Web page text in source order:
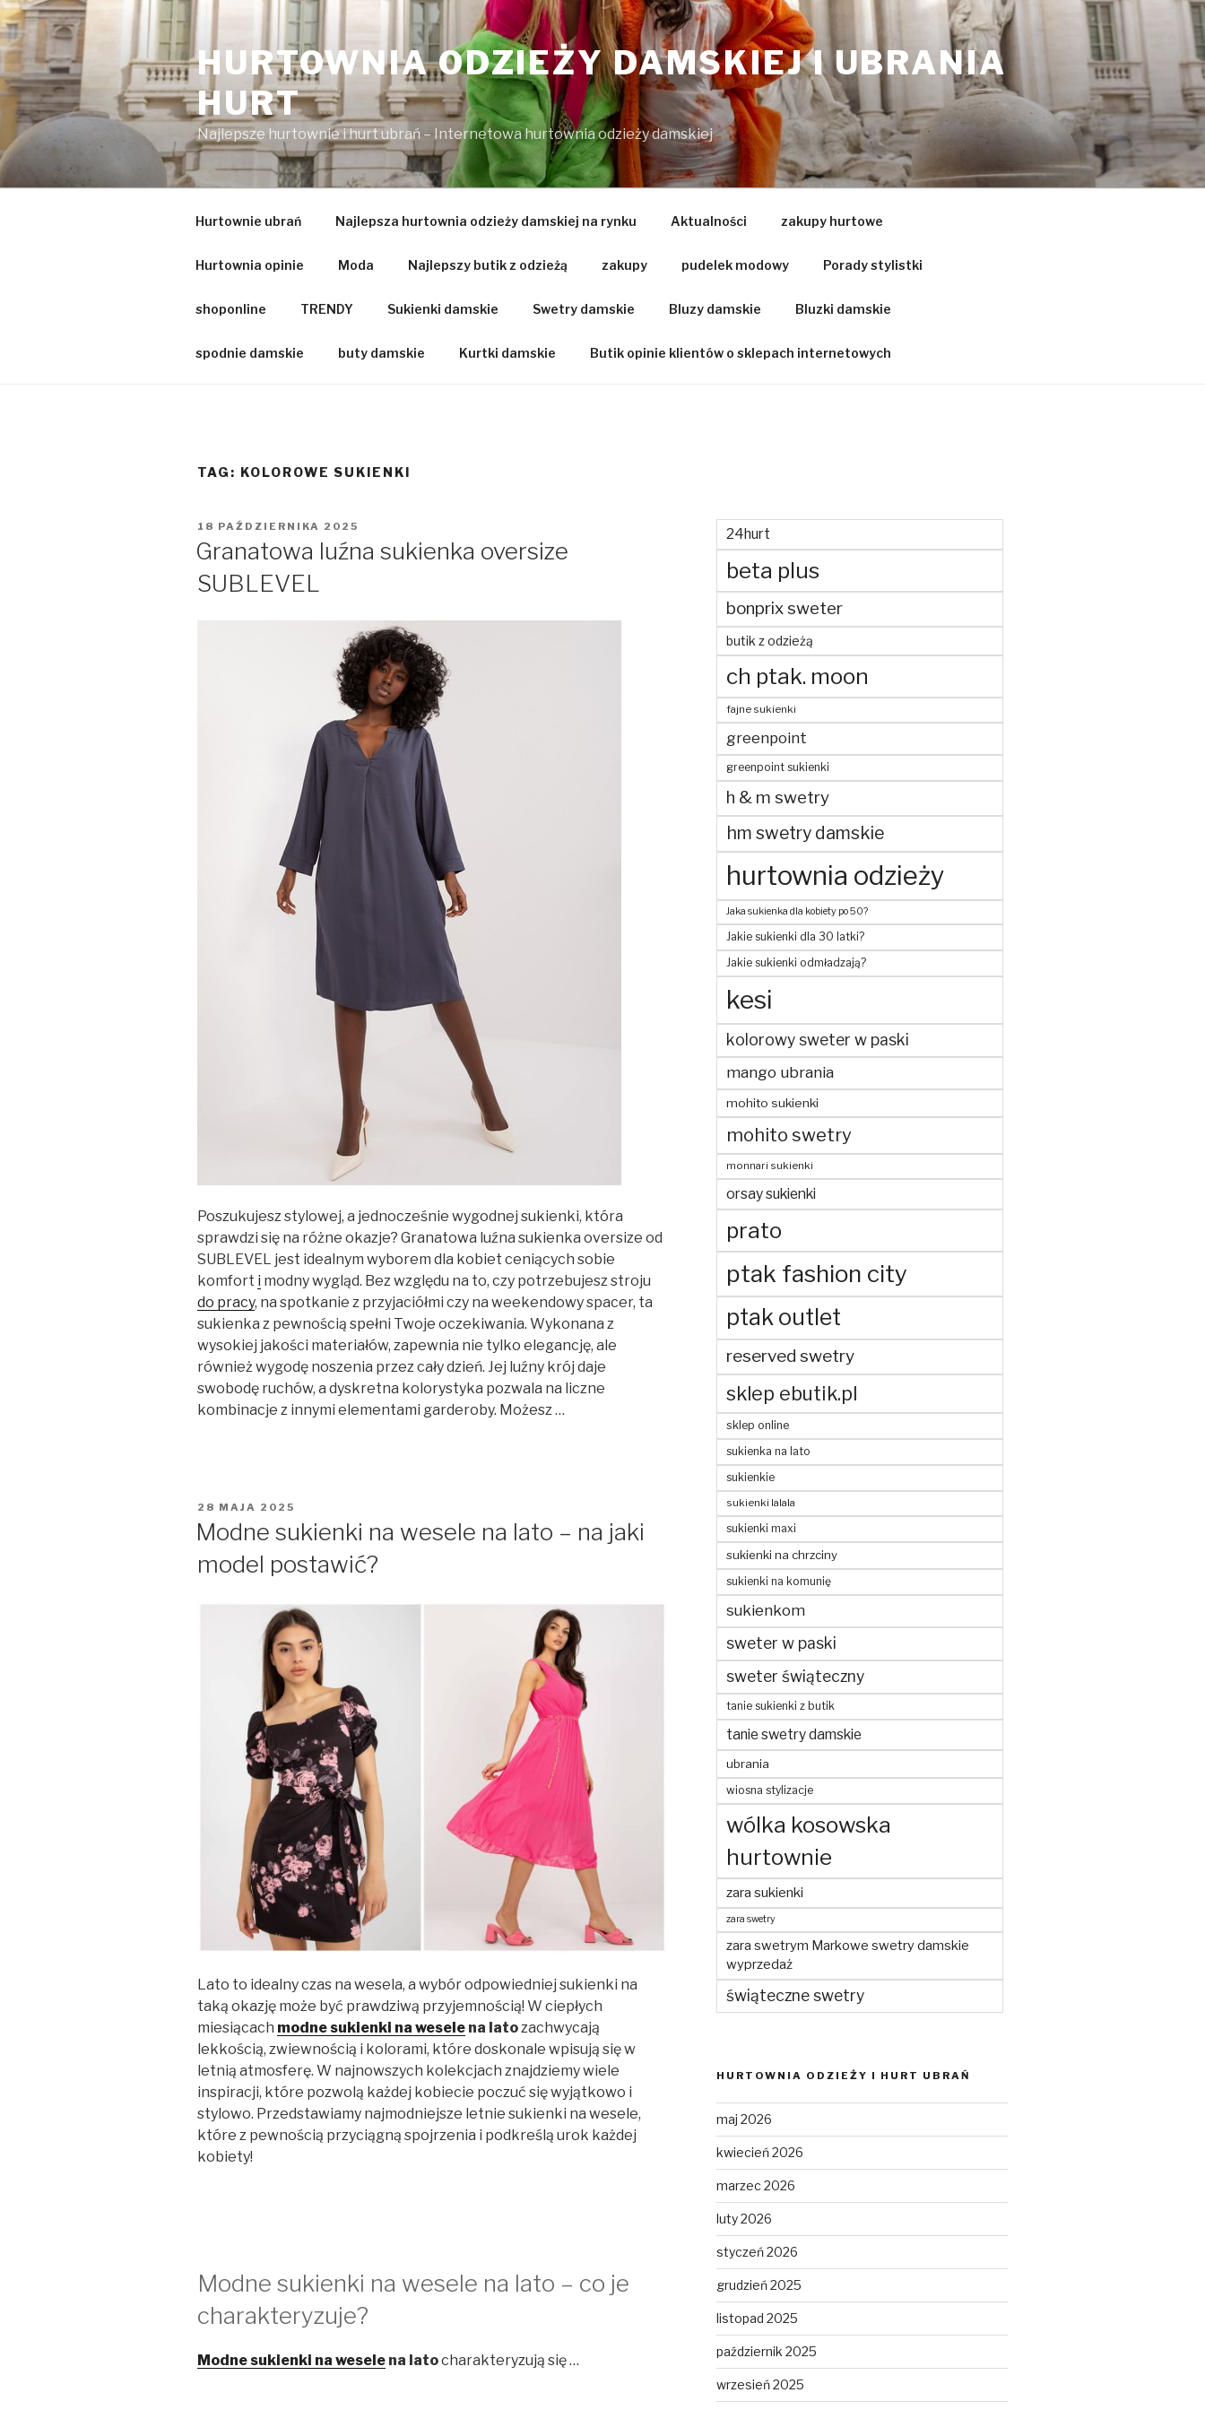
Przejdź
do
treści
HURTOWNIA ODZIEŻY DAMSKIEJ I UBRANIA
HURT
Najlepsze hurtownie i hurt ubrań – Internetowa hurtownia odzieży damskiej
Hurtownie ubrań Najlepsza hurtownia odzieży damskiej na rynku Aktualności zakupy hurtowe
Hurtownia opinie Moda Najlepszy butik z odzieżą zakupy pudelek modowy Porady stylistki
shoponline TRENDY Sukienki damskie Swetry damskie Bluzy damskie Bluzki damskie
spodnie damskie buty damskie Kurtki damskie Butik opinie klientów o sklepach internetowych
TAG: KOLOROWE SUKIENKI
OPUBLIKOWANE
18 PAŹDZIERNIKA 2025
Granatowa luźna sukienka oversize
SUBLEVEL
Poszukujesz stylowej, a jednocześnie wygodnej sukienki, która
sprawdzi się na różne okazje? Granatowa luźna sukienka oversize od
SUBLEVEL jest idealnym wyborem dla kobiet ceniących sobie
komfort i modny wygląd. Bez względu na to, czy potrzebujesz stroju
do pracy, na spotkanie z przyjaciółmi czy na weekendowy spacer, ta
sukienka z pewnością spełni Twoje oczekiwania. Wykonana z
wysokiej jakości materiałów, zapewnia nie tylko elegancję, ale
również wygodę noszenia przez cały dzień. Jej luźny krój daje
swobodę ruchów, a dyskretna kolorystyka pozwala na liczne
kombinacje z innymi elementami garderoby. Możesz …
OPUBLIKOWANE
28 MAJA 2025
Modne sukienki na wesele na lato – na jaki
model postawić?
Lato to idealny czas na wesela, a wybór odpowiedniej sukienki na
taką okazję może być prawdziwą przyjemnością! W ciepłych
miesiącach modne sukienki na wesele na latozachwycają
lekkością, zwiewnością i kolorami, które doskonale wpisują się w
letnią atmosferę. W najnowszych kolekcjach znajdziemy wiele
inspiracji, które pozwolą każdej kobiecie poczuć się wyjątkowo i
stylowo. Przedstawiamy najmodniejsze letnie sukienki na wesele,
które z pewnością przyciągną spojrzenia i podkreślą urok każdej
kobiety!
Modne sukienki na wesele na lato – co je
charakteryzuje?
Modne sukienki na wesele na latocharakteryzują się …
24hurt
beta plus
bonprix sweter
butik z odzieżą
ch ptak. moon
fajne sukienki
greenpoint
greenpoint sukienki
h & m swetry
hm swetry damskie
hurtownia odzieży
Jaka sukienka dla kobiety po 50?
Jakie sukienki dla 30 latki?
Jakie sukienki odmładzają?
kesi
kolorowy sweter w paski
mango ubrania
mohito sukienki
mohito swetry
monnari sukienki
orsay sukienki
prato
ptak fashion city
ptak outlet
reserved swetry
sklep ebutik.pl
sklep online
sukienka na lato
sukienkie
sukienki lalala
sukienki maxi
sukienki na chrzciny
sukienki na komunię
sukienkom
sweter w paski
sweter świąteczny
tanie sukienki z butik
tanie swetry damskie
ubrania
wiosna stylizacje
wólka kosowska
hurtownie
zara sukienki
zara swetry
zara swetrym Markowe swetry damskie
wyprzedaż
świąteczne swetry
HURTOWNIA ODZIEŻY I HURT UBRAŃ
maj 2026
kwiecień 2026
marzec 2026
luty 2026
styczeń 2026
grudzień 2025
listopad 2025
październik 2025
wrzesień 2025